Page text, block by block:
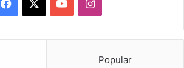
Facebook YouTubeInstagram
Popular